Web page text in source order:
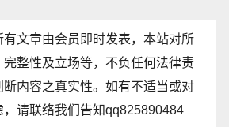
有文章由会员即时发表，本站对所
整性及立场等，不负任何法律责
内容之真实性。如有不适当或对
请联络我们告知qq825890484